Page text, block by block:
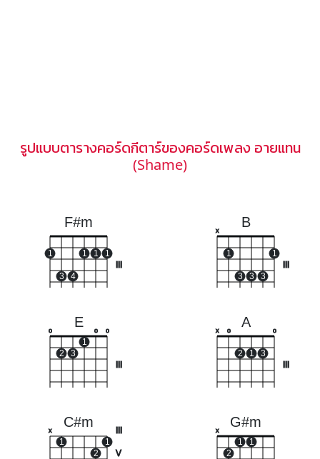
รูปแบบตารางคอร์ดกีตาร์ของคอร์ดเพลง อายแทน
(Shame)
F#m
1
3 4
1 1 1
B
x
1
3 3 3
1
E
o
2 3
1
o o
A
x o
2 1 3
o
C#m
V
x
1
2
1
G#m
x
2
1 1